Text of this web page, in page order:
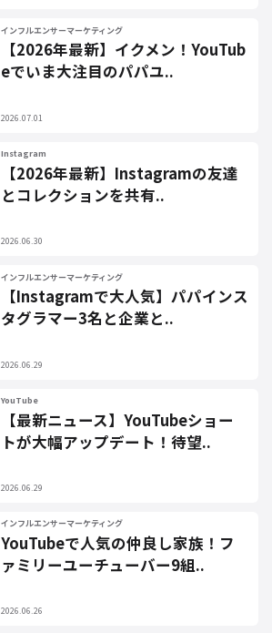
インフルエンサーマーケティング
【2026年最新】イクメン！YouTub
eでいま大注目のパパユ..
2026.07.01
Instagram
【2026年最新】Instagramの友達
とコレクションを共有..
2026.06.30
インフルエンサーマーケティング
【Instagramで大人気】パパインス
タグラマー3名と企業と..
2026.06.29
YouTube
【最新ニュース】YouTubeショー
トが大幅アップデート！待望..
2026.06.29
インフルエンサーマーケティング
YouTubeで人気の仲良し家族！フ
ァミリーユーチューバー9組..
2026.06.26